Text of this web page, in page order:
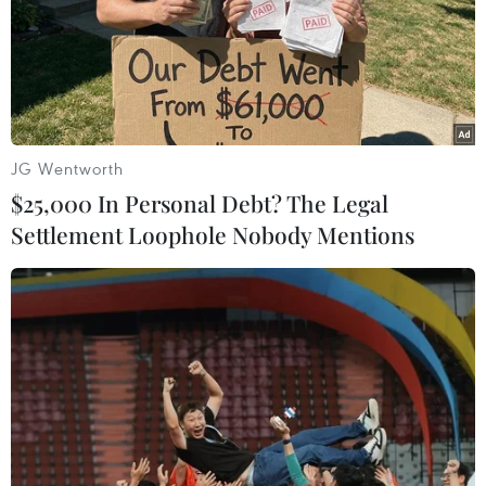
tín dụng những tháng
cuối năm
Thủ tướng yêu cầu Ngân hàng Nhà nước rút kinh
nghiệm việc điều hành tăng trưởng tín dụng chậm
năm 2022, rà soát toàn diện kết quả cấp tín dụng
của hệ thống các tổ chức tín dụng đối với nền kinh
tế.
Từ nay tới cuối năm, các ngân hàng sẽ tiếp tục
bám sát chỉ đạo của Chính phủ, Thủ tướng
Chính phủ, Ngân hàng Nhà nước, rà soát lại các
khách hàng, nỗ lực đẩy mạnh cho vay, nhằm đạt
kết quả cao nhất mục tiêu đề ra.
Kết luận cuộc họp, Phó Thủ tướng Lê Minh Khái
đề nghị các ngân hàng thương mại tiếp tục
JG Wentworth
$25,000 In Personal Debt? The Legal
Settlement Loophole Nobody Mentions